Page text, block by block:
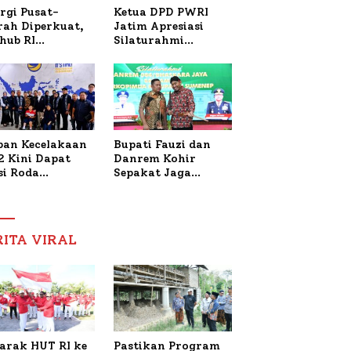
Pusat-
Diperkuat,
RI
Bahas
KM
Sentosa II
Ketua DPD PWRI
Jatim Apresiasi
Silaturahmi
dan PWRI, Sebut
Kemitraan Ideal
Polri-Pers
Kecelakaan
Kini Dapat
Roda
Nabil
Bupati Fauzi dan
Danrem Kohir
Sepakat Jaga
VIRAL
HUT RI ke
Pastikan Program